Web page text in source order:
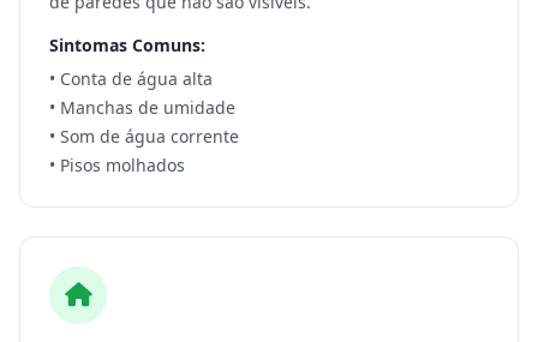
Sintomas Comuns:
• Conta de água alta
• Manchas de umidade
• Som de água corrente
• Pisos molhados